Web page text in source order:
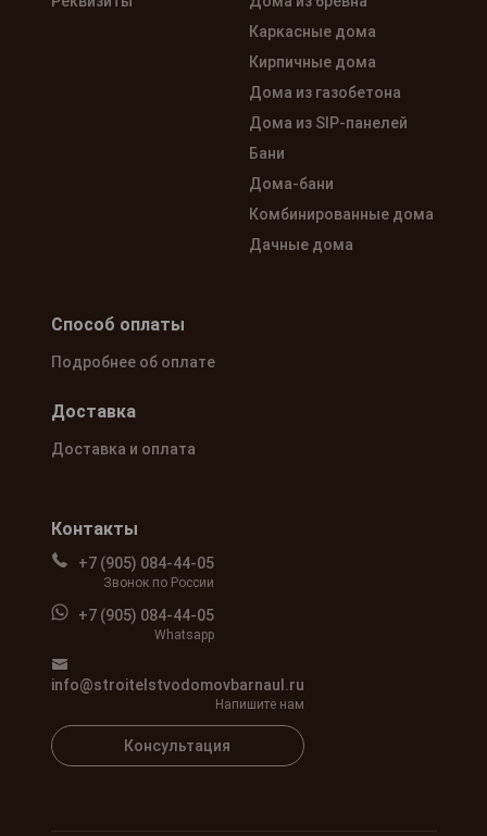
Каркасные дома
Кирпичные дома
Дома из газобетона
Дома из SIP-панелей
Бани
Дома-бани
Комбинированные дома
Дачные дома
Контакты
+7 (905) 084-44-05
Звонок по России
+7 (905) 084-44-05
Whatsapp
info@stroitelstvodomovbarnaul.ru
Напишите нам
Консультация
Способ оплаты
Подробнее об оплате
Доставка
Доставка и оплата